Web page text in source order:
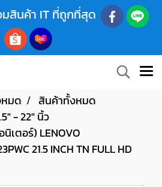
สินค้า IT ที่ถูกที่สุด
มด
สินค้าทั้งหมด
- 22" นิ้ว
เตอร์) LENOVO
21.5 INCH TN FULL HD